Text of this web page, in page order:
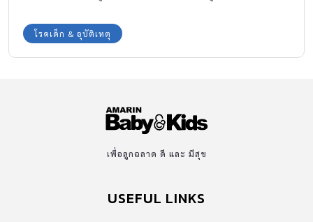
โรคอะไรนั้นทีมงาน Amarin Baby & Kids มีคำตอบมาบอกให้
ระมัดระวังกันค่ะ
โรคเด็ก & อุบัติเหตุ
เพื่อลูกฉลาด ดี และ มีสุข
USEFUL LINKS